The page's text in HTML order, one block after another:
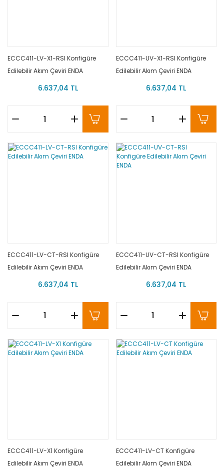
ECCC411-LV-X1-RSI Konfigüre
Edilebilir Akım Çeviri ENDA
6.637,04 TL
ECCC411-UV-X1-RSI Konfigüre
Edilebilir Akım Çeviri ENDA
6.637,04 TL
ECCC411-LV-CT-RSI Konfigüre
Edilebilir Akım Çeviri ENDA
6.637,04 TL
ECCC411-UV-CT-RSI Konfigüre
Edilebilir Akım Çeviri ENDA
6.637,04 TL
ECCC411-LV-X1 Konfigüre
Edilebilir Akım Çeviri ENDA
ECCC411-LV-CT Konfigüre
Edilebilir Akım Çeviri ENDA